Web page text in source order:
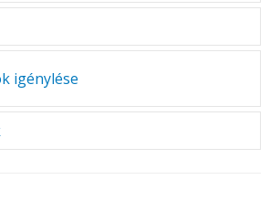
Hivatalnak nincs pályázati
igénylése